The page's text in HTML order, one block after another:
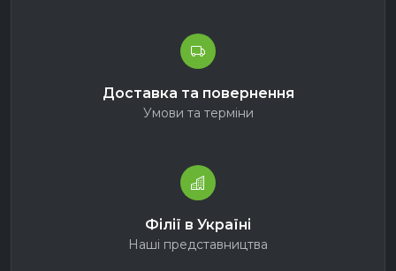
Доставка та повернення
Умови та терміни
Філії в Україні
Наші представництва